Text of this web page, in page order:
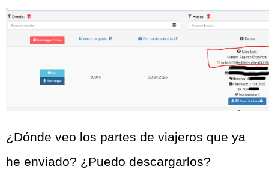
¿Dónde veo los partes de viajeros que ya
he enviado? ¿Puedo descargarlos?